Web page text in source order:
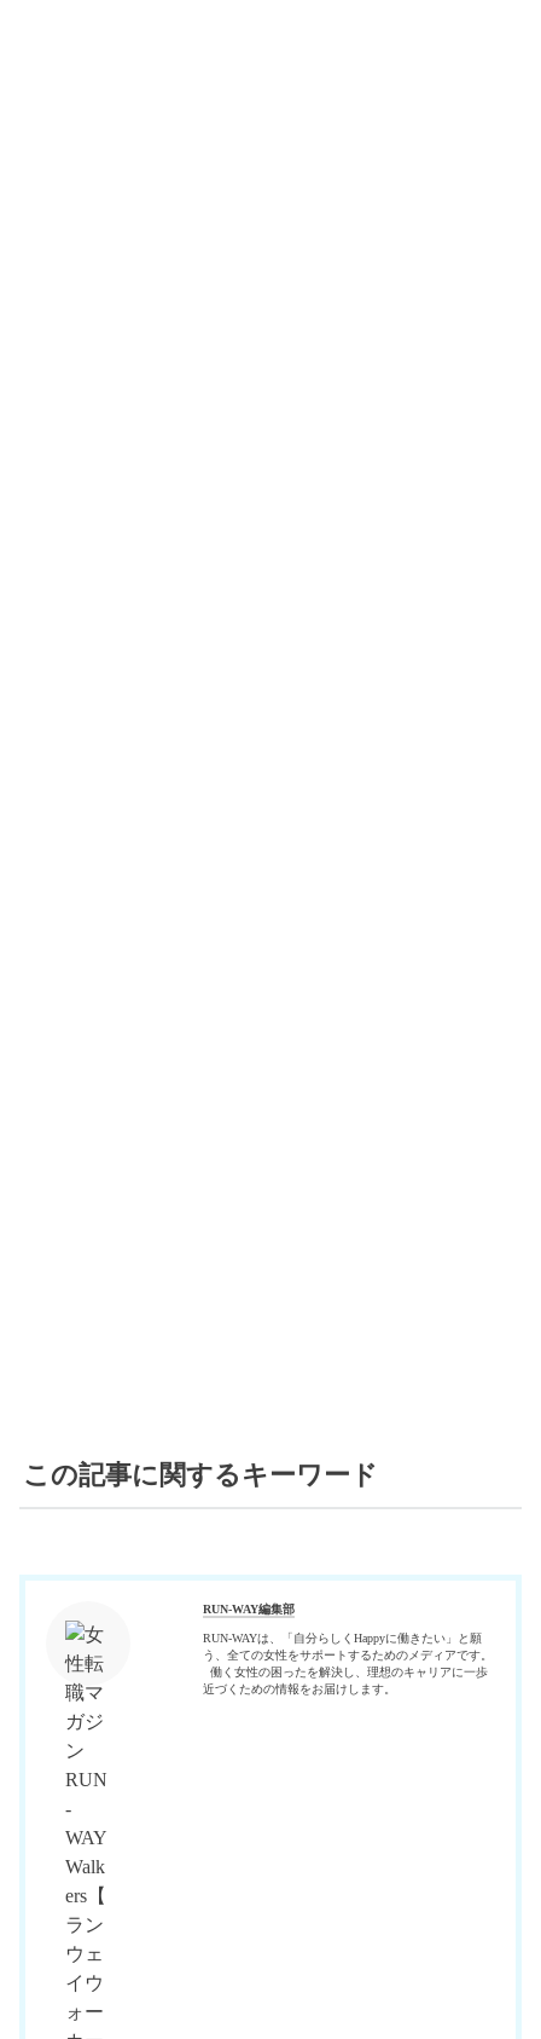
この記事に関するキーワード
RUN-WAY編集部
RUN-WAYは、「自分らしくHappyに働きたい」と願
う、全ての女性をサポートするためのメディアです。
働く女性の困ったを解決し、理想のキャリアに一歩
近づくための情報をお届けします。